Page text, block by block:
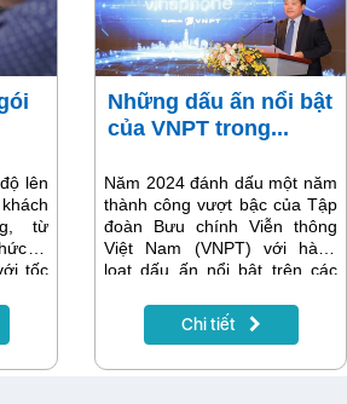
lên
từ
ra
tốc
mở
Những dấu ấn nổi bật
của VNPT trong...
Năm 2024 đánh dấu một năm
thành công vượt bậc của Tập
đoàn Bưu chính Viễn thông
Việt Nam (VNPT) với hàng
loạt dấu ấn nổi bật trên các
trách nhiệm xã hội. Dưới đây
là những thành tựu đáng chú
Chi tiết